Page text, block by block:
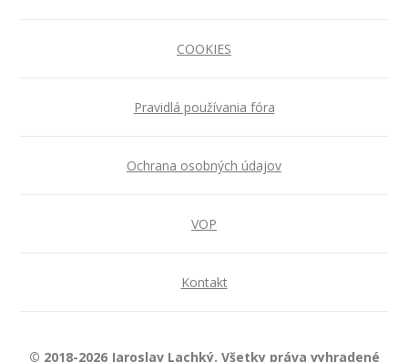
COOKIES
Pravidlá používania fóra
Ochrana osobných údajov
VOP
Kontakt
© 2018-2026 Jaroslav Lachký. Všetky práva vyhradené